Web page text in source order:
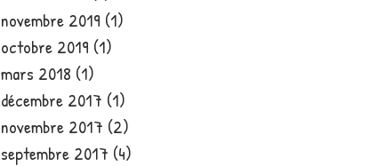
novembre 2019 (1)
octobre 2019 (1)
mars 2018 (1)
décembre 2017 (1)
novembre 2017 (2)
septembre 2017 (4)